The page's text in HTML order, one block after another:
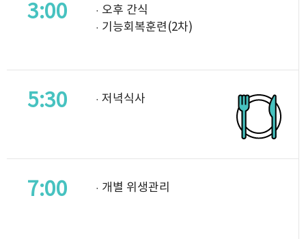
3:00
· 오후 간식
· 기능회복훈련(2차)
5:30 · 저녁식사
7:00 · 개별 위생관리